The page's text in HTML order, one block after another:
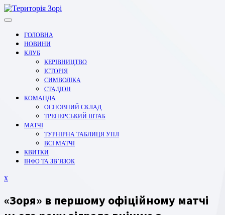
Перейти
до
ГОЛОВНА
НОВИНИ
КЛУБ
КЕРІВНИЦТВО
ІСТОРІЯ
СИМВОЛІКА
СТАДІОН
КОМАНДА
ОСНОВНИЙ СКЛАД
ТРЕНЕРСЬКИЙ ШТАБ
МАТЧІ
ТУРНІРНА ТАБЛИЦЯ УПЛ
ВСІ МАТЧІ
КВИТКИ
ІНФО ТА ЗВ’ЯЗОК
xЗакрити
«Зоря» в першому офіційному матчі